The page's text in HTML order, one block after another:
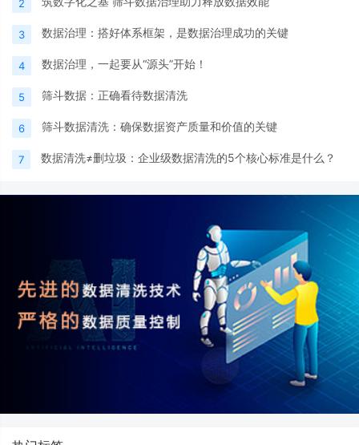
2
3 数据治理：搭好体系框架，是数据治理成功的关键
4 数据治理，一起要从“源头”开始！
5 筛斗数据：正确看待数据清洗
6 筛斗数据清洗：确保数据资产质量和价值的关键
7 数据清洗≠删垃圾：企业级数据清洗的5个核心标准是什么？